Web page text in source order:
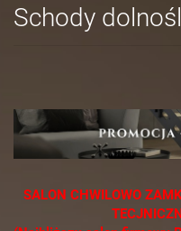
Schody
SALON CHWILOWO